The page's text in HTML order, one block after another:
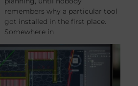
remembers why a particular tool
got installed in the first place.
Somewhere in